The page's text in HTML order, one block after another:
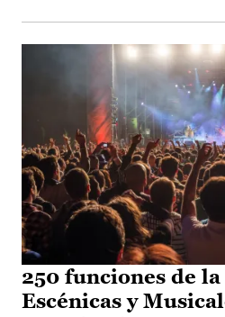
250 funciones de
Escénicas y